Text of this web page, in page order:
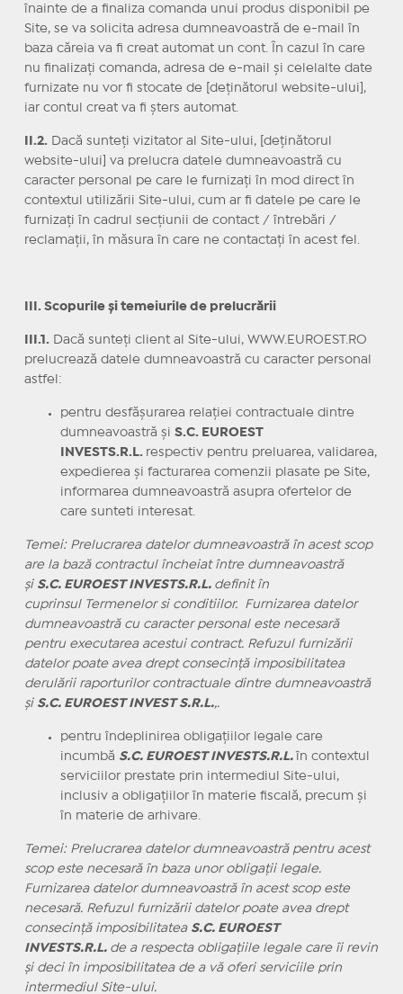
înainte de a finaliza comanda unui produs disponibil pe
Site, se va solicita adresa dumneavoastră de e-mail în
baza căreia va fi creat automat un cont. În cazul în care
nu finalizaţi comanda, adresa de e-mail şi celelalte date
furnizate nu vor fi stocate de [deţinătorul website-ului],
iar contul creat va fi şters automat.
II.2.Dacă sunteţi vizitator al Site-ului, [deţinătorul
website-ului] va prelucra datele dumneavoastră cu
caracter personal pe care le furnizaţi în mod direct în
contextul utilizării Site-ului, cum ar fi datele pe care le
furnizaţi în cadrul secţiunii de contact / întrebări /
reclamaţii, în măsura în care ne contactaţi în acest fel.
III. Scopurile şi temeiurile de prelucrării
III.1.Dacă sunteţi client al Site-ului, WWW.EUROEST.RO
prelucrează datele dumneavoastră cu caracter personal
astfel:
pentru desfăşurarea relaţiei contractuale dintre
dumneavoastră şi S.C. EUROEST
INVESTS.R.L. respectiv pentru preluarea, validarea,
expedierea şi facturarea comenzii plasate pe Site,
informarea dumneavoastră asupra ofertelor de
care sunteti interesat.
Temei: Prelucrarea datelor dumneavoastră în acest scop
are la bază contractul încheiat între dumneavoastră
şi S.C. EUROEST INVESTS.R.L. definit în
cuprinsul Termenelor si conditiilor. Furnizarea datelor
dumneavoastră cu caracter personal este necesară
pentru executarea acestui contract. Refuzul furnizării
datelor poate avea drept consecinţă imposibilitatea
derulării raporturilor contractuale dintre dumneavoastră
şi S.C. EUROEST INVEST S.R.L.,.
pentru îndeplinirea obligaţiilor legale care
incumbă S.C. EUROEST INVESTS.R.L. în contextul
serviciilor prestate prin intermediul Site-ului,
inclusiv a obligaţiilor în materie fiscală, precum şi
în materie de arhivare.
Temei: Prelucrarea datelor dumneavoastră pentru acest
scop este necesară în baza unor obligaţii legale.
Furnizarea datelor dumneavoastră în acest scop este
necesară. Refuzul furnizării datelor poate avea drept
consecinţă imposibilitatea S.C. EUROEST
INVESTS.R.L. de a respecta obligaţiile legale care îi revin
şi deci în imposibilitatea de a vă oferi serviciile prin
intermediul Site-ului.